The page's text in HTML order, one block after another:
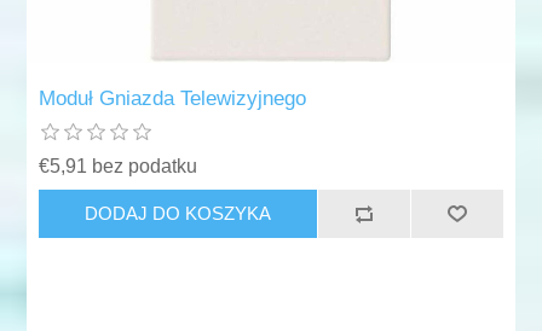
Moduł Gniazda Telewizyjnego
€5,91 bez podatku
DODAJ DO KOSZYKA